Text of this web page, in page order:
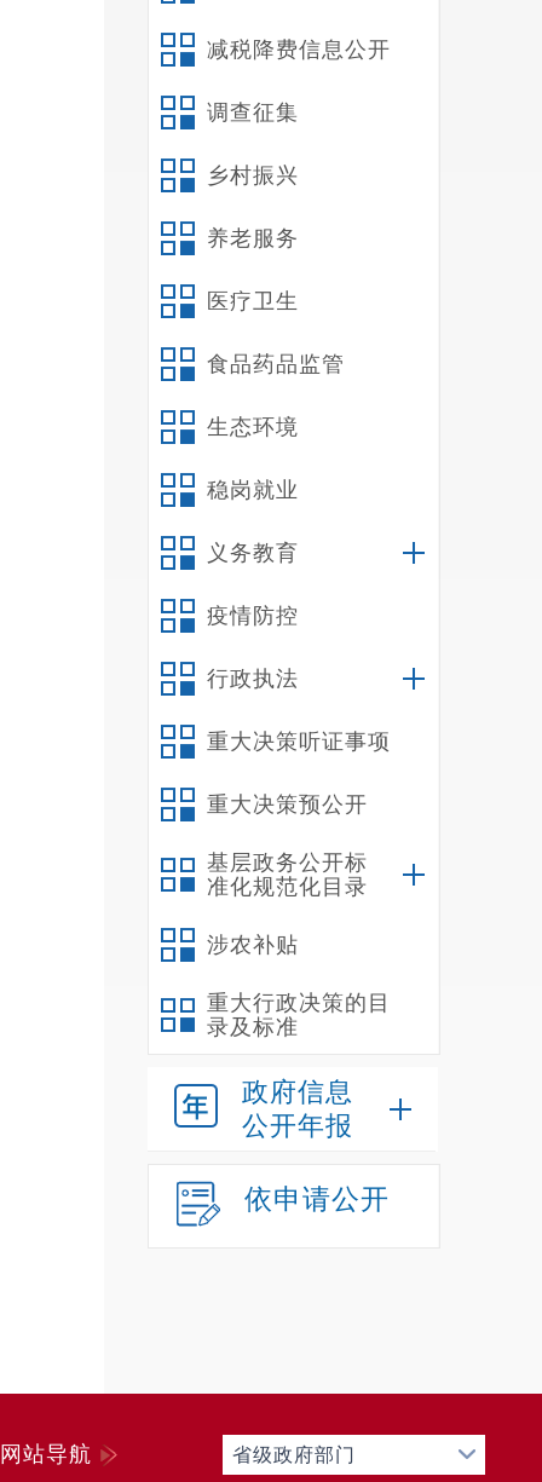
减税降费信息公开
调查征集
乡村振兴
养老服务
医疗卫生
食品药品监管
生态环境
稳岗就业
义务教育
疫情防控
行政执法
重大决策听证事项
重大决策预公开
基层政务公开标
准化规范化目录
涉农补贴
重大行政决策的目
录及标准
政府信息
公开年报
依申请公开
网站导航 省级政府部门